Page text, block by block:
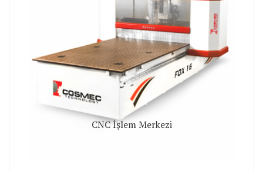
CNC İşlem Merkezi